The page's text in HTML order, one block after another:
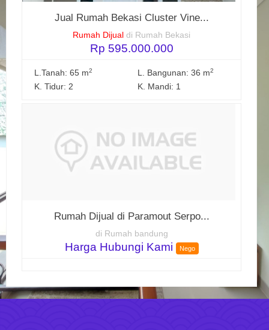
Jual Rumah Bekasi Cluster Vine...
Rumah Dijual di Rumah Bekasi
Rp 595.000.000
L.Tanah: 65 m2 L. Bangunan: 36 m2
K. Tidur: 2 K. Mandi: 1
Rumah Dijual di Paramout Serpo...
di Rumah bandung
Harga Hubungi Kami Nego